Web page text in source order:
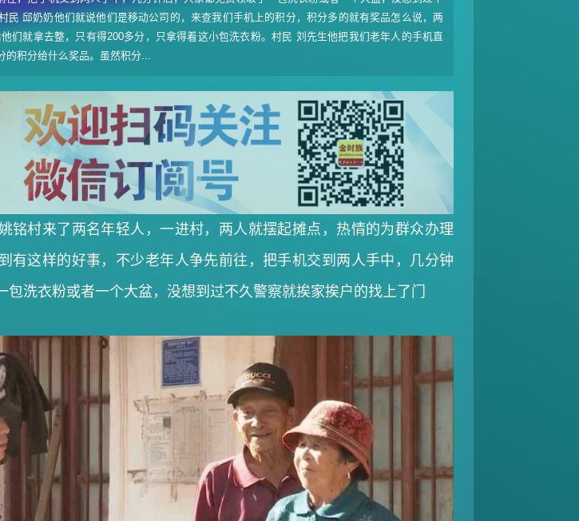
民 邱奶奶他们就说他们是移动公司的，来查我们手机上的积分，积分多的就有奖品怎么说，两
们就拿去整，只有得200多分，只拿得着这小包洗衣粉。村民 刘先生他把我们老年人的手机直
积分给什么奖品。虽然积分...
铭村来了两名年轻人，一进村，两人就摆起摊点，热情的为群众办理
有这样的好事，不少老年人争先前往，把手机交到两人手中，几分钟
包洗衣粉或者一个大盆，没想到过不久警察就挨家挨户的找上了门